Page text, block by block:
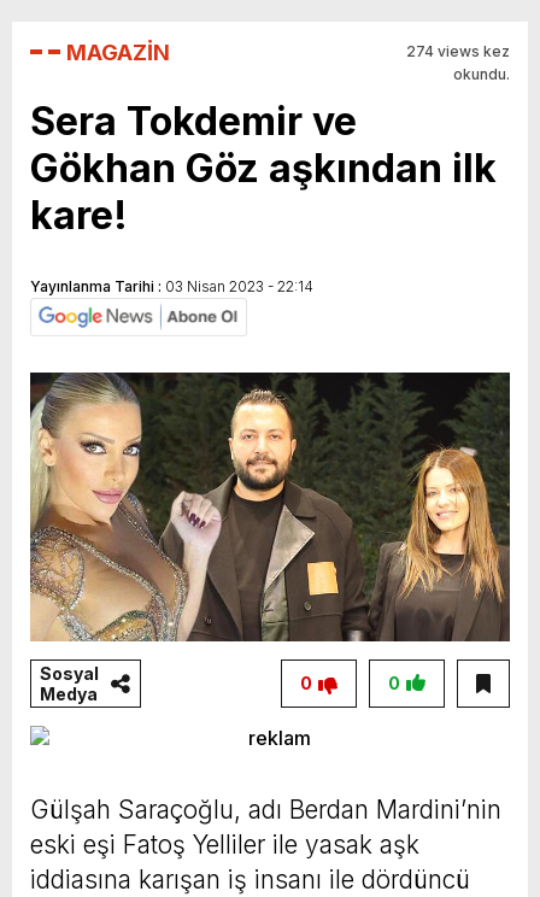
MAGAZİN
274 views kez
okundu.
Sera Tokdemir ve
Gökhan Göz aşkından ilk
kare!
Yayınlanma Tarihi : 03 Nisan 2023 - 22:14
Sosyal
Medya
0
0
Gülşah Saraçoğlu, adı Berdan Mardini’nin
eski eşi Fatoş Yelliler ile yasak aşk
iddiasına karışan iş insanı ile dördüncü